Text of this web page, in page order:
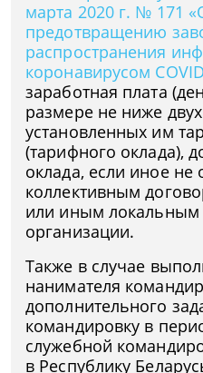
марта 2020 г. № 171
предотвращению
распространения
коронавирусом
заработная плата
размере не ниже
установленных им
(тарифного оклада),
оклада, если иное не
коллективным
или иным
организации.
Также в случае
нанимателя
дополнительного
командировку в
служебной
в Республику